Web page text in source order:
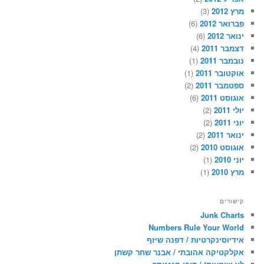
מרץ 2012
(3)
פברואר 2012
(6)
ינואר 2012
(6)
דצמבר 2011
(4)
נובמבר 2011
(1)
אוקטובר 2011
(1)
ספטמבר 2011
(2)
אוגוסט 2011
(6)
יולי 2011
(2)
יוני 2011
(2)
ינואר 2011
(2)
אוגוסט 2010
(2)
יוני 2010
(1)
מרץ 2010
(1)
קישורים
Junk Charts
Numbers Rule Your World
אידיוסינקרטיות / דפנה שיזף
אקלקטיקה אהובתי / אבנר שחר קשתן